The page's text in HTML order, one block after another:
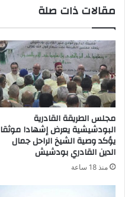
مقالات ذات صلة
مجلس الطريقة القادرية
البودشيشية يعرض إشهادا موثقا
يؤكد وصية الشيخ الراحل جمال
الدين القادري بودشيش
منذ 18 ساعة